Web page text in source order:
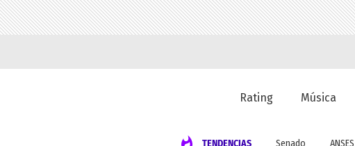
Rating Música
TENDENCIAS Senado ANSES